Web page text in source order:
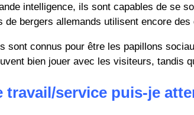
intelligence, ils sont capables de se
de bergers allemands utilisent encore
sont connus pour être les papillons
bien jouer avec les visiteurs, tandis
travail/service puis-je